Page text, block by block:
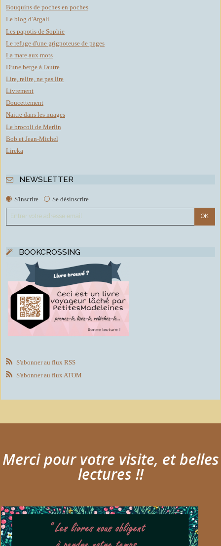
Bouquins de poches en poches
Le blog d'Argali
Les papotis de Sophie
Le refuge d'une grignoteuse de pages
La mare aux mots
D'une berge à l'autre
Lire, relire, ne pas lire
Livrement
Doucettement
Naitre dans les nuages
Le brocoli de Merlin
Bob et Jean-Michel
Lireka
NEWSLETTER
S'inscrire Se désinscrire
BOOKCROSSING
S'abonner au flux RSS
S'abonner au flux ATOM
Merci pour votre visite, et belles
lectures !!